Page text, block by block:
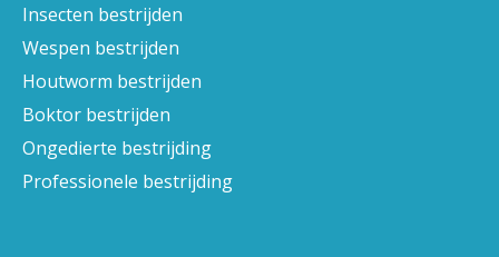
Insecten bestrijden
Wespen bestrijden
Houtworm bestrijden
Boktor bestrijden
Ongedierte bestrijding
Professionele bestrijding